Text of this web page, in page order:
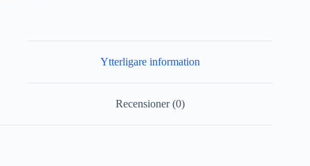
Ytterligare information
Recensioner (0)